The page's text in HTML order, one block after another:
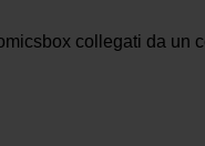
collegati da un